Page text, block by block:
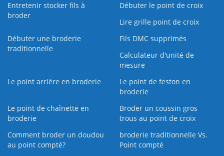
Entretenir stocker fils à
broder
Débuter le point de croix
Lire grille point de croix
Débuter une broderie
traditionnelle
Fils DMC supprimés
Calculateur d'unité de
mesure
Le point arrière en broderie
Le point de feston en
broderie
Le point de chaînette en
broderie
Broder un coussin gros
trous au point de croix
Comment broder un doudou
au point compté?
broderie traditionnelle Vs.
Point compté